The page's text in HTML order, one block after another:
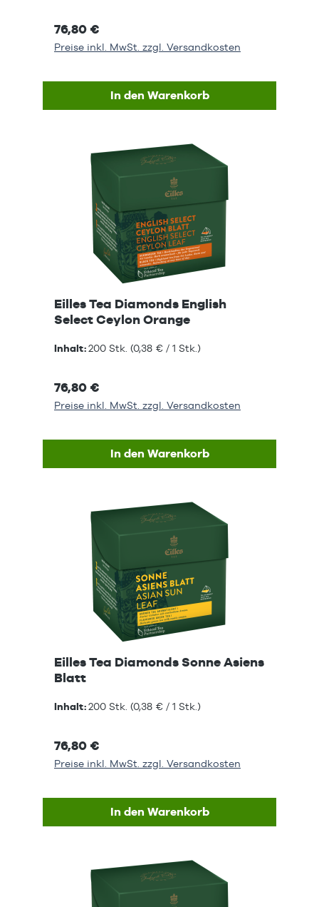
76,80 €
Preise inkl. MwSt. zzgl. Versandkosten
In den Warenkorb
Eilles Tea Diamonds English
Select Ceylon Orange
Inhalt:200 Stk. (0,38 € / 1 Stk.)
76,80 €
Preise inkl. MwSt. zzgl. Versandkosten
In den Warenkorb
Eilles Tea Diamonds Sonne Asiens
Blatt
Inhalt:200 Stk. (0,38 € / 1 Stk.)
76,80 €
Preise inkl. MwSt. zzgl. Versandkosten
In den Warenkorb